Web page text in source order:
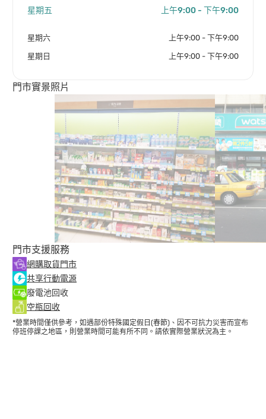
星期五 上午9:00 - 下午9:00
星期六 上午9:00 - 下午9:00
星期日 上午9:00 - 下午9:00
門市實景照片
門市支援服務
網購取貨門市
共享行動電源
廢電池回收
空瓶回收
*營業時間僅供參考，如遇部份特殊國定假日(春節)、因不可抗力災害而宣布
停班停課之地區，則營業時間可能有所不同。請依實際營業狀況為主。